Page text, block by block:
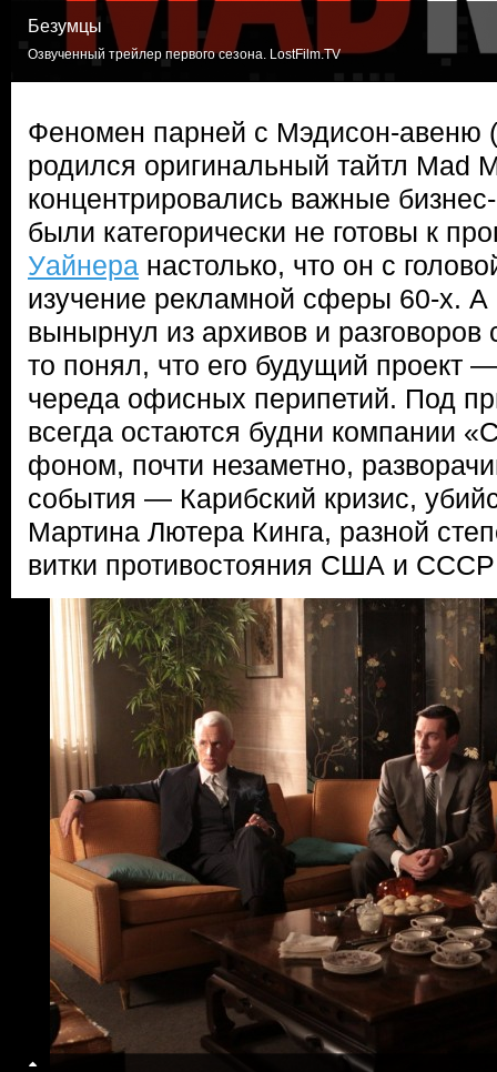
Безумцы
Озвученный трейлер первого сезона. LostFilm.TV
Феномен парней с Мэдисон-авеню
родился оригинальный тайтл Mad
концентрировались важные
были категорически не готовы к
Уайнера настолько, что он с
изучение рекламной сферы 60-х. А
вынырнул из архивов и
то понял, что его будущий проект
череда офисных перипетий. Под
всегда остаются будни компании
фоном, почти незаметно,
события — Карибский кризис,
Мартина Лютера Кинга, разной
витки противостояния США и